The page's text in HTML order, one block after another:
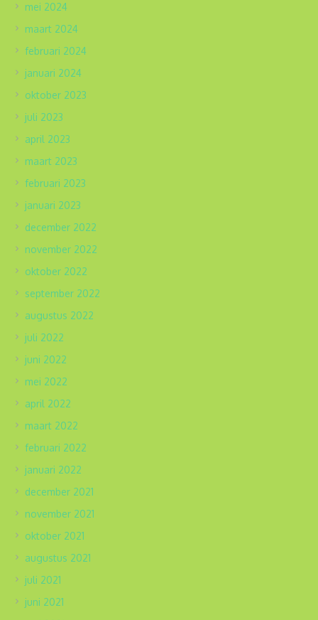
mei 2024
maart 2024
februari 2024
januari 2024
oktober 2023
juli 2023
april 2023
maart 2023
februari 2023
januari 2023
december 2022
november 2022
oktober 2022
september 2022
augustus 2022
juli 2022
juni 2022
mei 2022
april 2022
maart 2022
februari 2022
januari 2022
december 2021
november 2021
oktober 2021
augustus 2021
juli 2021
juni 2021